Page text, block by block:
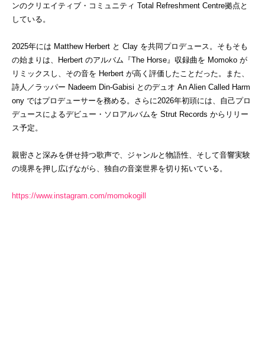
ンのクリエイティブ・コミュニティ Total Refreshment Centre拠点と
している。
2025年には Matthew Herbert と Clay を共同プロデュース。そもそも
の始まりは、 Herbert のアルバム『The Horse 』収録曲を Momoko が
リミックスし、その音を Herbert が高く評価したことだった。また、
詩人／ラッパー Nadeem Din-Gabisi とのデュオ An Alien Called Harm
ony ではプロデューサーを務める。さらに2026年初頭には、自己プロ
デュースによるデビュー・ソロアルバムを Strut Records からリリー
ス予定。
親密さと深みを併せ持つ歌声で、ジャンルと物語性、そして音響実験
の境界を押し広げながら、独自の音楽世界を切り拓いている。
https://www.instagram.com/momokogill